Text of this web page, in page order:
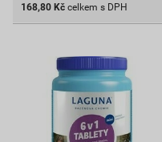
168,80 Kč celkem s DPH